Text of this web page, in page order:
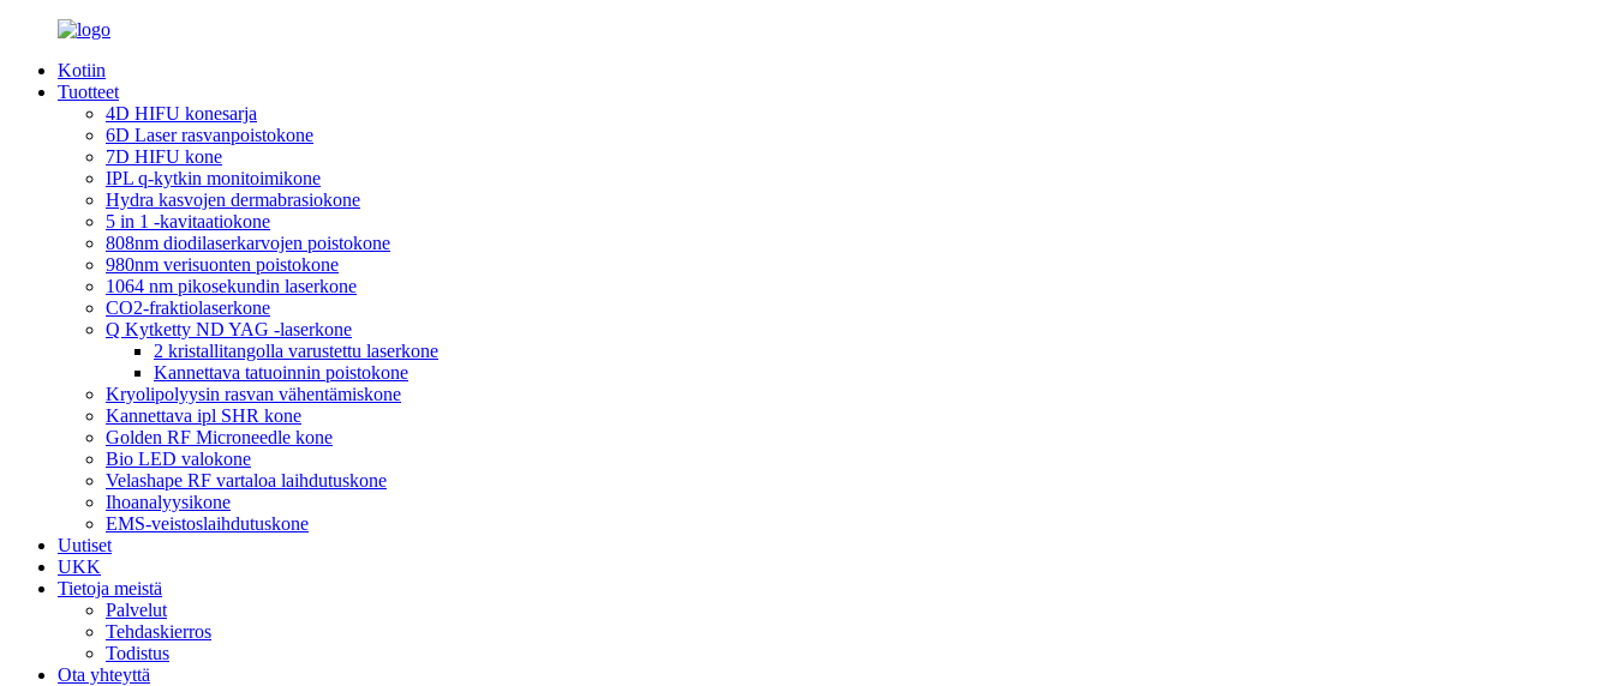
Kotiin
Tuotteet
4D HIFU konesarja
6D Laser rasvanpoistokone
7D HIFU kone
IPL q-kytkin monitoimikone
Hydra kasvojen dermabrasiokone
5 in 1 -kavitaatiokone
808nm diodilaserkarvojen poistokone
980nm verisuonten poistokone
1064 nm pikosekundin laserkone
CO2-fraktiolaserkone
Q Kytketty ND YAG -laserkone
2 kristallitangolla varustettu laserkone
Kannettava tatuoinnin poistokone
Kryolipolyysin rasvan vähentämiskone
Kannettava ipl SHR kone
Golden RF Microneedle kone
Bio LED valokone
Velashape RF vartaloa laihdutuskone
Ihoanalyysikone
EMS-veistoslaihdutuskone
Uutiset
UKK
Tietoja meistä
Palvelut
Tehdaskierros
Todistus
Ota yhteyttä